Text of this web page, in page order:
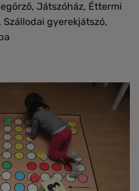
Játszóház, Éttermi
gyerekjátszó,